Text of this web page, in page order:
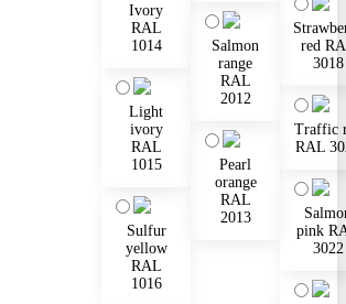
Ivory
RAL
1014
Light
ivory
RAL
1015
Sulfur
yellow
RAL
1016
Salmon
range
RAL
2012
Pearl
orange
RAL
2013
red
3018
Traffic
RAL
pink
3022